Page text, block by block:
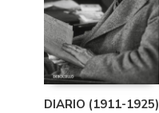
DIARIO (1911-1925)